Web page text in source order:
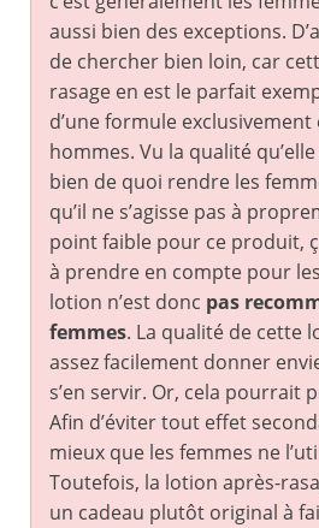
aussi bien des exceptions.
de chercher bien loin, car
rasage en est le parfait
d’une formule
hommes. Vu la qualité
bien de quoi rendre les
qu’il ne s’agisse pas à
point faible pour ce produit,
à prendre en compte pour
lotion n’est donc pas
femmes. La qualité de cette
assez facilement donner
s’en servir. Or, cela pourrait
Afin d’éviter tout effet
mieux que les femmes ne
Toutefois, la lotion après-
un cadeau plutôt original à